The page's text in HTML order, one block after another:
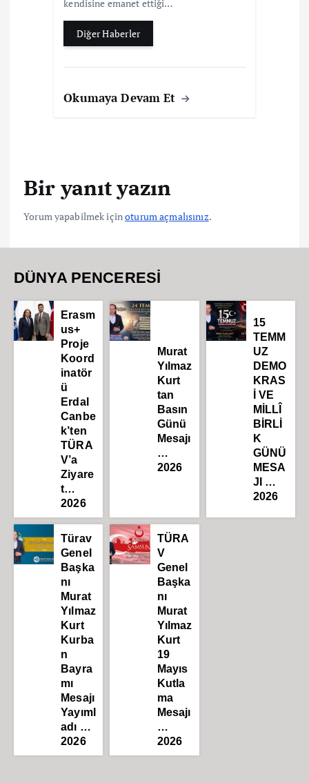
kendisine emanet ettiği…
Diğer Haberler
Okumaya Devam Et
Bir yanıt yazın
Yorum yapabilmek içinoturum açmalısınız.
DÜNYA PENCERESİ
Erasm
us+
Proje
Koord
inatör
ü
Erdal
Canbe
k’ten
TÜRA
V’a
Ziyare
t…
2026
Murat
Yılmaz
Kurt
tan
Basın
Günü
Mesajı
…
2026
15
TEMM
UZ
DEMO
KRAS
İ VE
MİLLÎ
BİRLİ
K
GÜNÜ
MESA
JI …
2026
Türav
Genel
Başka
nı
Murat
Yılmaz
Kurt
Kurba
n
Bayra
mı
Mesajı
Yayıml
adı …
2026
TÜRA
V
Genel
Başka
nı
Murat
Yılmaz
Kurt
19
Mayıs
Kutla
ma
Mesajı
…
2026